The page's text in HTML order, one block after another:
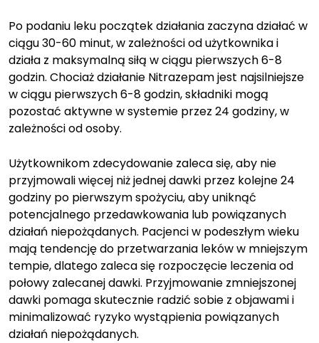
Po podaniu leku początek działania zaczyna działać w
ciągu 30-60 minut, w zależności od użytkownika i
działa z maksymalną siłą w ciągu pierwszych 6-8
godzin. Chociaż działanie Nitrazepam jest najsilniejsze
w ciągu pierwszych 6-8 godzin, składniki mogą
pozostać aktywne w systemie przez 24 godziny, w
zależności od osoby.
Użytkownikom zdecydowanie zaleca się, aby nie
przyjmowali więcej niż jednej dawki przez kolejne 24
godziny po pierwszym spożyciu, aby uniknąć
potencjalnego przedawkowania lub powiązanych
działań niepożądanych. Pacjenci w podeszłym wieku
mają tendencję do przetwarzania leków w mniejszym
tempie, dlatego zaleca się rozpoczęcie leczenia od
połowy zalecanej dawki. Przyjmowanie zmniejszonej
dawki pomaga skutecznie radzić sobie z objawami i
minimalizować ryzyko wystąpienia powiązanych
działań niepożądanych.